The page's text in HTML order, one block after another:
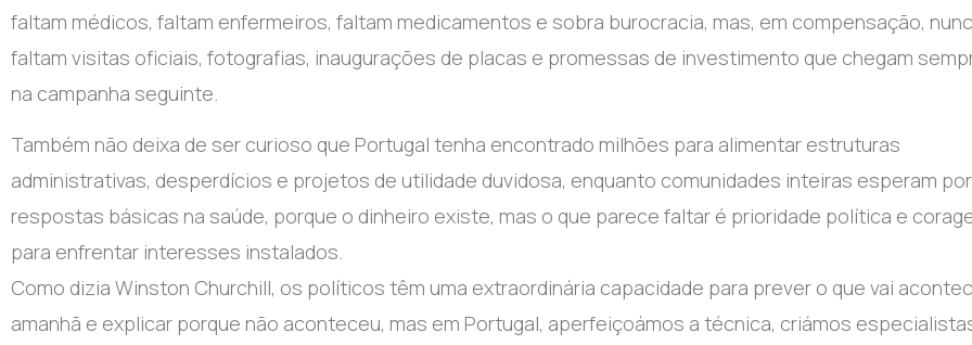
faltam médicos, faltam enfermeiros, faltam medicamentos e sobra burocracia, mas, em compensação,
faltam visitas oficiais, fotografias, inaugurações de placas e promessas de investimento que chegam
na campanha seguinte.
Também não deixa de ser curioso que Portugal tenha encontrado milhões para alimentar estruturas
administrativas, desperdícios e projetos de utilidade duvidosa, enquanto comunidades inteiras esperam por
respostas básicas na saúde, porque o dinheiro existe, mas o que parece faltar é prioridade política e
para enfrentar interesses instalados.
Como dizia Winston Churchill, os políticos têm uma extraordinária capacidade para prever o que vai
amanhã e explicar porque não aconteceu, mas em Portugal, aperfeiçoámos a técnica, criámos